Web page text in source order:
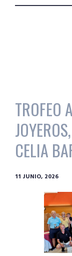
TROFEO
CELIA
11 JUNIO, 2026